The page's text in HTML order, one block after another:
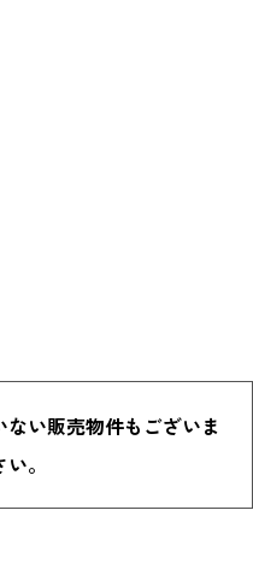
い販売物件もございま
。